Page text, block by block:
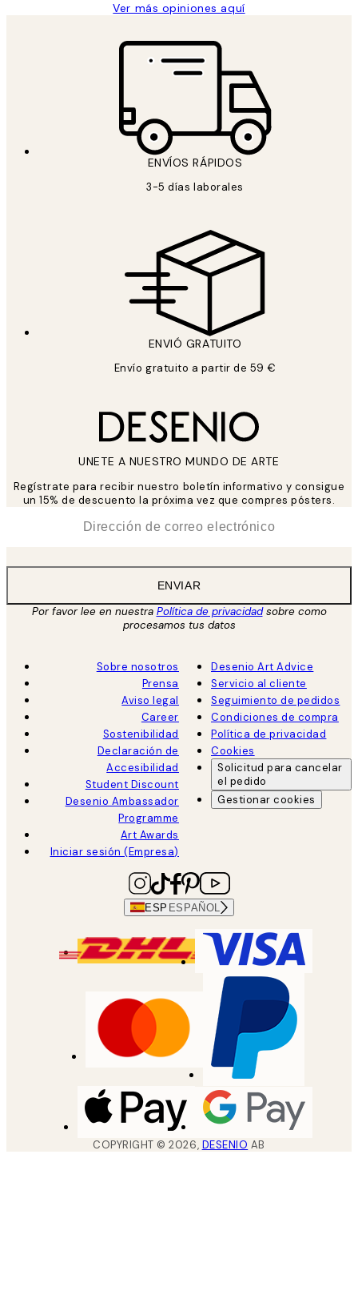
Ver más opiniones aquí
ENVÍOS RÁPIDOS
3-5 días laborales
ENVIÓ GRATUITO
Envío gratuito a partir de 59 €
UNETE A NUESTRO MUNDO DE ARTE
Regístrate para recibir nuestro boletín informativo y consigue
un 15% de descuento la próxima vez que compres pósters.
ENVIAR
Por favor lee en nuestra Política de privacidadsobre como
procesamos tus datos
Sobre nosotros
Prensa
Aviso legal
Career
Sostenibilidad
Declaración de
Accesibilidad
Student Discount
Desenio Ambassador
Programme
Art Awards
Iniciar sesión (Empresa)
Desenio Art Advice
Servicio al cliente
Seguimiento de pedidos
Condiciones de compra
Política de privacidad
Cookies
Solicitud para cancelar
el pedido
Gestionar cookies
ESP ESPAÑOL
COPYRIGHT ©2026, DESENIO AB